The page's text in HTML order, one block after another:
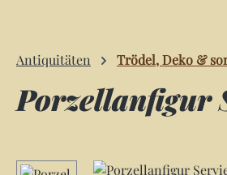
Antiquitäten Trödel, Deko &
Porzellanfigur
Bildergalerie überspringen